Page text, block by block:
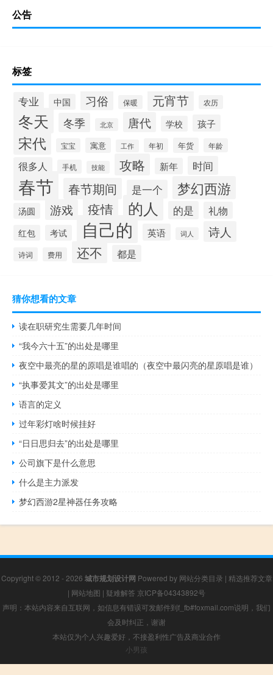
公告
标签
专业 中国 习俗 保暖 元宵节 农历
冬天 冬季 北京 唐代 学校 孩子
宋代 宝宝 寓意 工作 年初 年货 年龄
很多人 手机 技能 攻略 新年 时间
春节 春节期间 是一个 梦幻西游
汤圆 游戏 疫情 的人 的是 礼物
红包 考试 自己的 英语 词人 诗人
诗词 费用 还不 都是
猜你想看的文章
读在职研究生需要几年时间
“我今六十五”的出处是哪里
夜空中最亮的星的原唱是谁唱的（夜空中最闪亮的星原唱是谁）
“执事爱其文”的出处是哪里
语言的定义
过年彩灯啥时候挂好
“日日思归去”的出处是哪里
公司旗下是什么意思
什么是主力派发
梦幻西游2星神器任务攻略
Copyright © 2012 - 2026 城市规划设计网 Powered by 网站分类目录 | 精选推荐文章
| 网站地图 | 疑难解答 京ICP备04343892号
声明：本站内容来自互联网，如信息有错误可发邮件到f_fb#foxmail.com说明，我们
会及时纠正，谢谢
本站仅为个人兴趣爱好，不接盈利性广告及商业合作
小男孩